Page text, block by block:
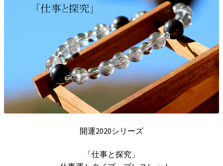
干支石で選ぶ
星座石で選ぶ
石の名前で選ぶ
パワーストーン一覧
開運2020シリーズ
「仕事と探究」